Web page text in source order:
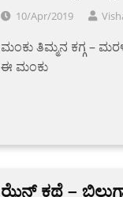
10/Apr/2019
ಮಂಕು ತಿಮ್ಮನ ಕಗ್ಗ –
ಈ ಮಂಕು
ಝೆನ್ ಕಥೆ –